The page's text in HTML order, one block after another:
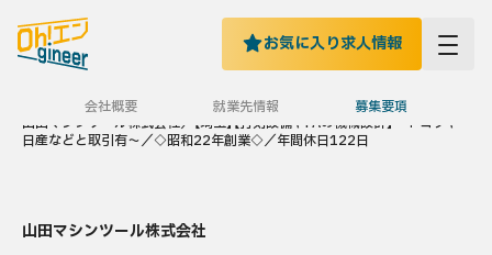
お気に入り求人情報
TOPページ
求人を探す
求人一覧>
山田マシンツール株式会社／【埼玉】【打刻設備やFAの機械設計】～トヨタや
日産などと取引有～／◇昭和22年創業◇／年間休日122日
山田マシンツール株式会社
会社概要 就業先情報 募集要項